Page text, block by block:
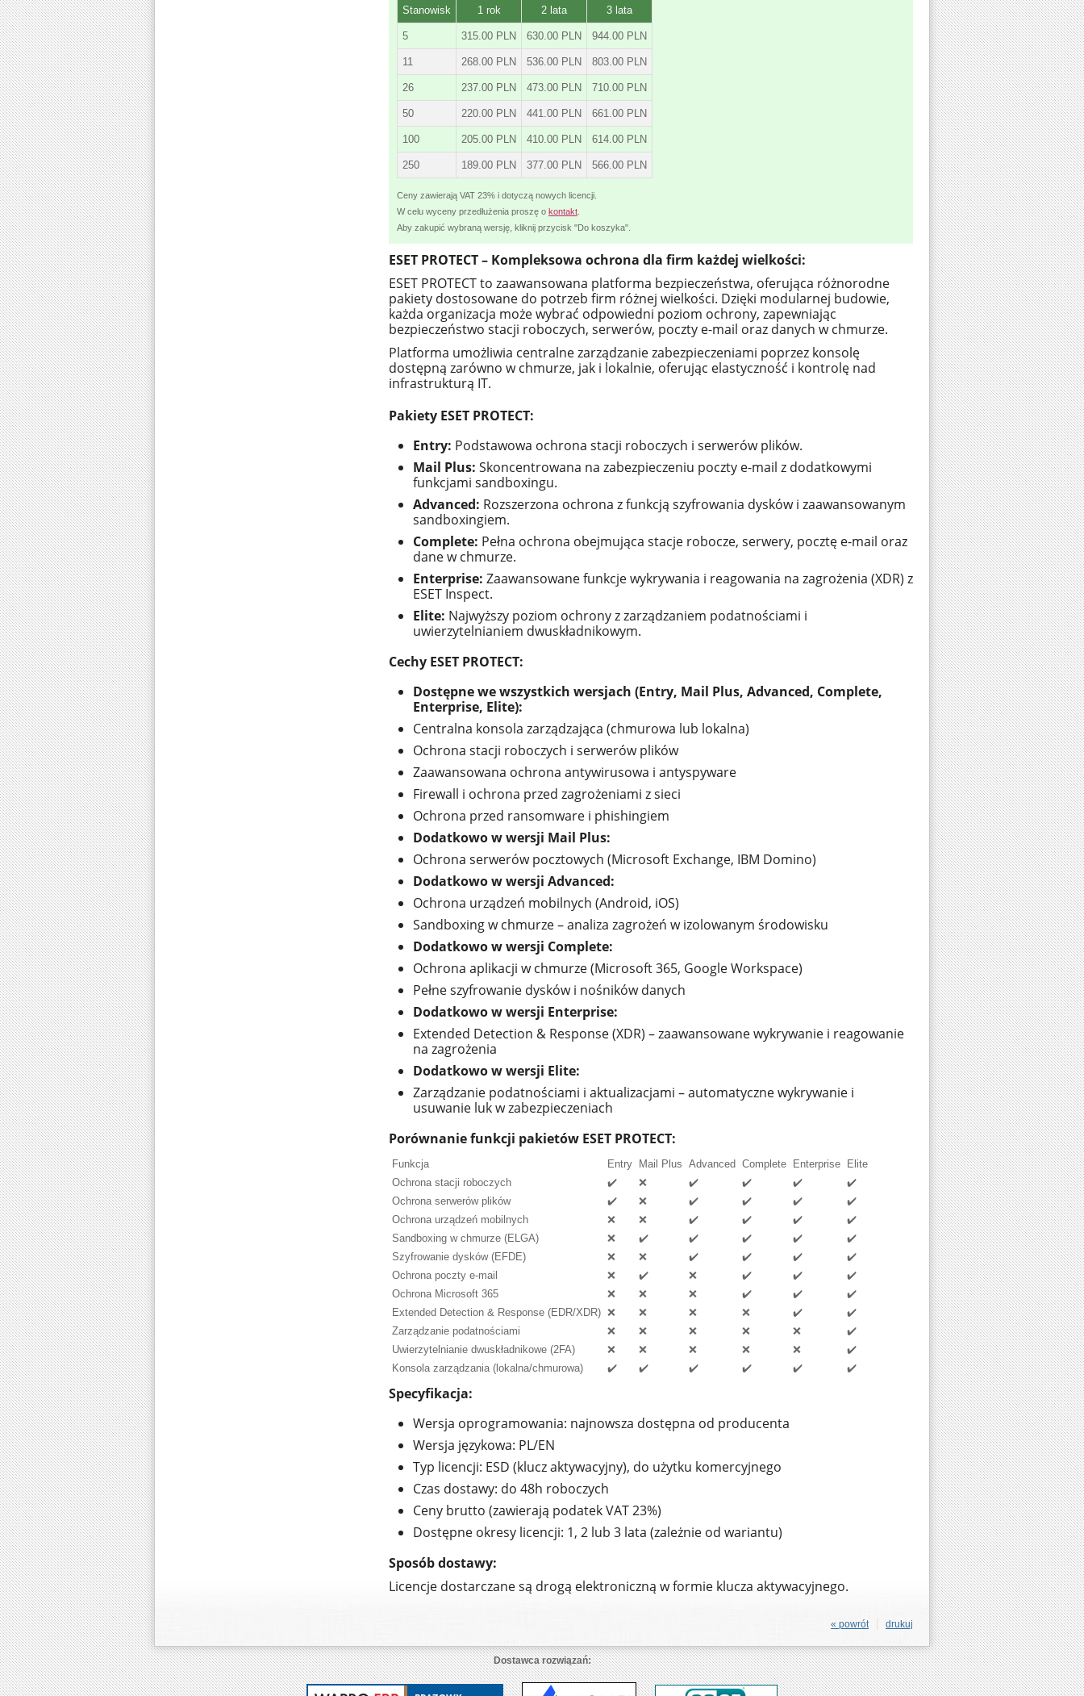
Stanowisk 1 rok 2 lata 3 lata
5 315.00 PLN 630.00 PLN 944.00 PLN
11 268.00 PLN 536.00 PLN 803.00 PLN
26 237.00 PLN 473.00 PLN 710.00 PLN
50 220.00 PLN 441.00 PLN 661.00 PLN
100 205.00 PLN 410.00 PLN 614.00 PLN
250 189.00 PLN 377.00 PLN 566.00 PLN
Ceny zawierają VAT 23% i dotyczą nowych licencji.
W celu wyceny przedłużenia proszę o kontakt
Aby zakupić wybraną wersję, kliknij przycisk "Do koszyka".
ESET PROTECT – Kompleksowa ochrona dla firm każdej wielkości:
ESET PROTECT to zaawansowana platforma bezpieczeństwa, oferująca różnorodne
pakiety dostosowane do potrzeb firm różnej wielkości. Dzięki modularnej budowie,
każda organizacja może wybrać odpowiedni poziom ochrony, zapewniając
bezpieczeństwo stacji roboczych, serwerów, poczty e-mail oraz danych w chmurze.
Platforma umożliwia centralne zarządzanie zabezpieczeniami poprzez konsolę
dostępną zarówno w chmurze, jak i lokalnie, oferując elastyczność i kontrolę nad
infrastrukturą IT.
Pakiety ESET PROTECT:
Entry: Podstawowa ochrona stacji roboczych i serwerów plików.
Mail Plus: Skoncentrowana na zabezpieczeniu poczty e-mail z dodatkowymi
funkcjami sandboxingu.
Advanced: Rozszerzona ochrona z funkcją szyfrowania dysków i zaawansowanym
sandboxingiem.
Complete: Pełna ochrona obejmująca stacje robocze, serwery, pocztę e-mail oraz
dane w chmurze.
Enterprise: Zaawansowane funkcje wykrywania i reagowania na zagrożenia (XDR) z
ESET Inspect.
Elite: Najwyższy poziom ochrony z zarządzaniem podatnościami i
uwierzytelnianiem dwuskładnikowym.
Cechy ESET PROTECT:
Dostępne we wszystkich wersjach (Entry, Mail Plus, Advanced, Complete,
Enterprise, Elite):
Centralna konsola zarządzająca (chmurowa lub lokalna)
Ochrona stacji roboczych i serwerów plików
Zaawansowana ochrona antywirusowa i antyspyware
Firewall i ochrona przed zagrożeniami z sieci
Ochrona przed ransomware i phishingiem
Dodatkowo w wersji Mail Plus:
Ochrona serwerów pocztowych (Microsoft Exchange, IBM Domino)
Dodatkowo w wersji Advanced:
Ochrona urządzeń mobilnych (Android, iOS)
Sandboxing w chmurze – analiza zagrożeń w izolowanym środowisku
Dodatkowo w wersji Complete:
Ochrona aplikacji w chmurze (Microsoft 365, Google Workspace)
Pełne szyfrowanie dysków i nośników danych
Dodatkowo w wersji Enterprise:
Extended Detection & Response (XDR) – zaawansowane wykrywanie i reagowanie
na zagrożenia
Dodatkowo w wersji Elite:
Zarządzanie podatnościami i aktualizacjami – automatyczne wykrywanie i
usuwanie luk w zabezpieczeniach
Porównanie funkcji pakietów ESET PROTECT:
Funkcja Entry Mail Plus Advanced Complete Enterprise
Elite
Ochrona stacji roboczych
✔️ ❌ ✔️ ✔️ ✔️
✔️
Ochrona serwerów plików
✔️ ❌ ✔️ ✔️ ✔️
✔️
Ochrona urządzeń mobilnych
❌ ❌ ✔️ ✔️ ✔️
✔️
Sandboxing w chmurze (ELGA)
❌ ✔️ ✔️ ✔️ ✔️
✔️
Szyfrowanie dysków (EFDE)
❌ ❌ ✔️ ✔️ ✔️
✔️
Ochrona poczty e-mail
❌ ✔️ ❌ ✔️ ✔️
✔️
Ochrona Microsoft 365
❌ ❌ ❌ ✔️ ✔️
✔️
Extended Detection & Response (EDR/XDR) ❌ ❌ ❌ ❌ ✔️
✔️
Zarządzanie podatnościami
❌ ❌ ❌ ❌ ❌
✔️
Uwierzytelnianie dwuskładnikowe (2FA)
❌ ❌ ❌ ❌ ❌
✔️
Konsola zarządzania (lokalna/chmurowa)
✔️ ✔️ ✔️ ✔️ ✔️ ✔️
Specyfikacja:
Wersja oprogramowania: najnowsza dostępna od producenta
Wersja językowa: PL/EN
Typ licencji: ESD (klucz aktywacyjny), do użytku komercyjnego
Czas dostawy: do 48h roboczych
Ceny brutto (zawierają podatek VAT 23%)
Dostępne okresy licencji: 1, 2 lub 3 lata (zależnie od wariantu)
Sposób dostawy:
Licencje dostarczane są drogą elektroniczną w formie klucza aktywacyjnego.
drukuj
« powrót
Dostawca rozwiązań: